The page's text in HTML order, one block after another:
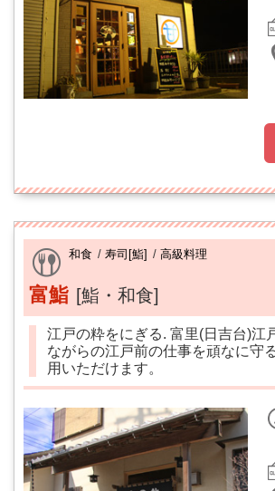
和食 / 寿司[鮨] / 高級料理
富鮨 [鮨・和食]
江戸の粋をにぎる. 富里(日吉台)江
ながらの江戸前の仕事を頑なに守
用いただけます。